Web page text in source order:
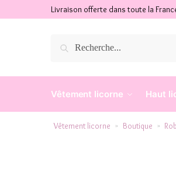
Livraison offerte dans toute la
Recherche
Vêtement licorne Haut
Vêtement licorne » Boutique »